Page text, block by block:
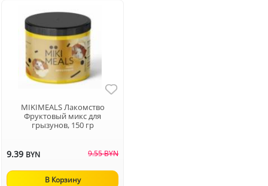
MIKIMEALS Лакомство
Фруктовый микс для
грызунов, 150 гр
9.39 BYN 9.55 BYN
В Корзину